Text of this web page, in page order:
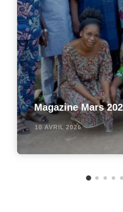
Magazine Mars
10 AVRIL 2026